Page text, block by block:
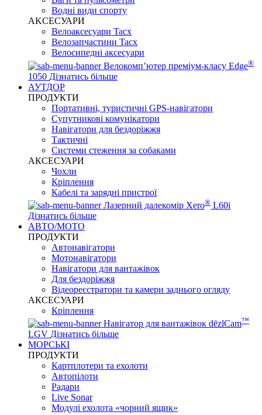
Водні види спорту
AKCЕСУАРИ
Велоаксесуари Tacx
Велозапчастини Tacx
Велосипедні аксесуари
Велокомп’ютер преміум-класу Edge®
1050 Дізнатись більше
АУТДОР
ПРОДУКТИ
Портативні, туристичні GPS-навігатори
Супутникові комунікатори
Навігатори для бездоріжжя
Тактичні
Системи стеження за собаками
АКСЕСУАРИ
Чохли
Кріплення
Кабелі та зарядні пристрої
Лазерний далекомір Xero® L60i
Дізнатись більше
АВТО/МОТО
ПРОДУКТИ
Автонавігатори
Мотонавігатори
Навігатори для вантажівок
Для бездоріжжя
Відеореєстратори та камери заднього огляду
АКСЕСУАРИ
Кріплення
Навігатор для вантажівок dēzlCam™
LGV Дізнатись більше
МОРСЬКІ
ПРОДУКТИ
Картплотери та ехолоти
Автопілоти
Радари
Live Sonar
Модулі ехолота «чорний ящик»